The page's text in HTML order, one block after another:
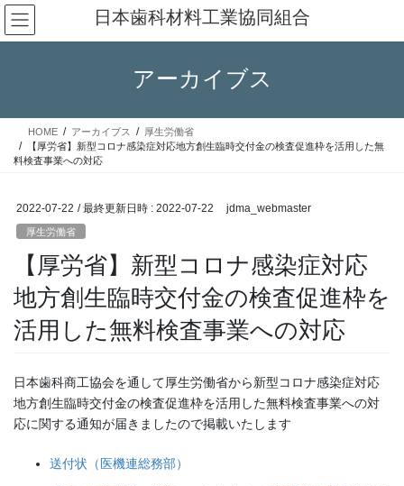
コ
ン
テ
ス
ナ
ビ
ゲ
ン
日本歯科材料工業協同組合
アーカイブス
HOME アーカイブス
厚生労働省
【厚労省】新型コロナ感染症対応地方創生臨時交付金の検査促進枠を活用した無
料検査事業への対応
2022-07-22 / 最終更新日時 : 2022-07-22 jdma_webmaster
厚生労働省
【厚労省】新型コロナ感染症対応
地方創生臨時交付金の検査促進枠を
活用した無料検査事業への対応
日本歯科商工協会を通して厚生労働省から新型コロナ感染症対応
地方創生臨時交付金の検査促進枠を活用した無料検査事業への対
応に関する通知が届きましたので掲載いたします
送付状（医機連総務部）